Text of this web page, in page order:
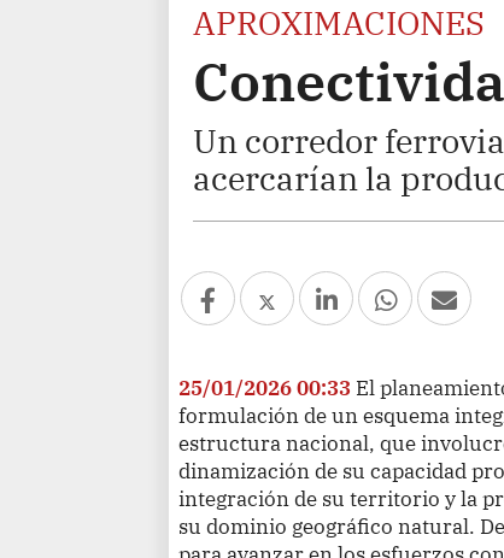
APROXIMACIONES
Un corredor
acercarían la
25/01/2026 00:33 El
formulación de un esquema
estructura nacional, que
dinamización de su capacidad
integración de su territorio y la
su dominio geográfico natural.